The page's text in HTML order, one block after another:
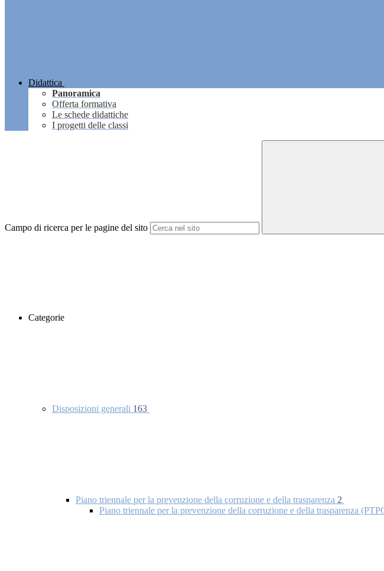
Didattica
Panoramica
Offerta formativa
Le schede didattiche
I progetti delle classi
Campo di ricerca per le pagine del sito
Categorie
Disposizioni generali 163
Piano triennale per la prevenzione della corruzione e della trasparenza 2
Piano triennale per la prevenzione della corruzione e della trasparenza